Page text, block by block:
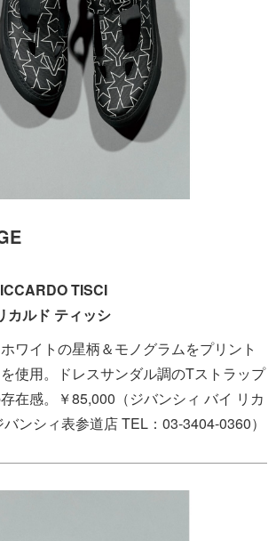
TISCI
カルド ティッシ
ワイトの星柄＆モノグラムをプリント
使用。ドレスサンダル調のTストラップ
在感。￥85,000（ジバンシィ バイ リカ
ンシィ表参道店 TEL：03-3404-0360）